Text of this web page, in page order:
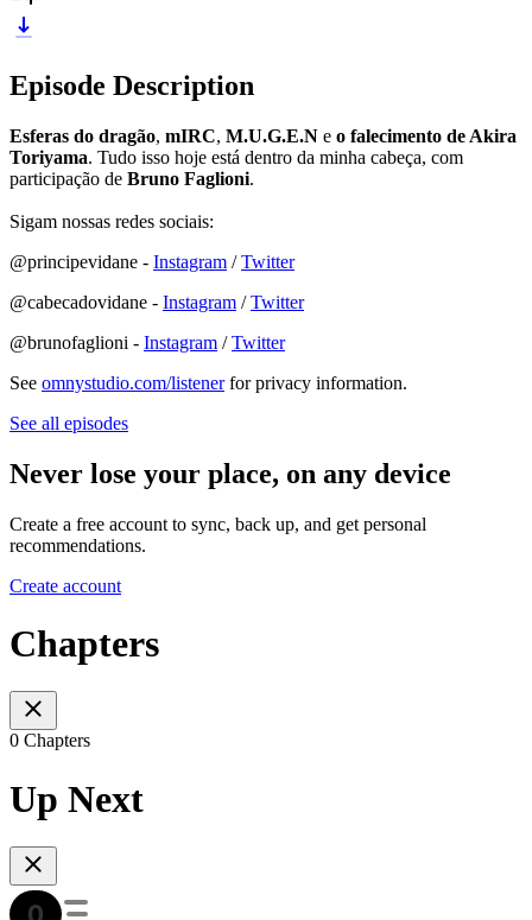
Episode Description
Esferas do dragão, mIRC, M.U.G.E.N e o falecimento de Akira
Toriyama. Tudo isso hoje está dentro da minha cabeça, com
participação de Bruno Faglioni.
Sigam nossas redes sociais:
@principevidane - Instagram /Twitter
@cabecadovidane - Instagram /Twitter
@brunofaglioni - Instagram /Twitter
See omnystudio.com/listenerfor privacy information.
See all episodes
Never lose your place, on any device
Create a free account to sync, back up, and get personal
recommendations.
Create account
Chapters
0 Chapters
Up Next